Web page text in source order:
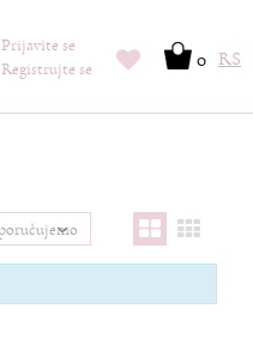
RS
0
Prijavite se
Registrujte se